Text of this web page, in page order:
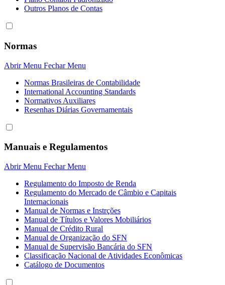
Outros Planos de Contas
Normas
Abrir Menu Fechar Menu
Normas Brasileiras de Contabilidade
International Accounting Standards
Normativos Auxiliares
Resenhas Diárias Governamentais
Manuais e Regulamentos
Abrir Menu Fechar Menu
Regulamento do Imposto de Renda
Regulamento do Mercado de Câmbio e Capitais
Internacionais
Manual de Normas e Instrções
Manual de Títulos e Valores Mobiliários
Manual de Crédito Rural
Manual de Organização do SFN
Manual de Supervisão Bancária do SFN
Classificação Nacional de Atividades Econômicas
Catálogo de Documentos